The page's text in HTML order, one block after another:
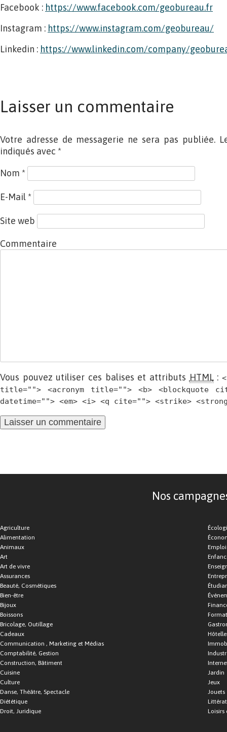
Facebook : https://www.facebook.com/geobureau.fr
Instagram : https://www.instagram.com/geobureau/
Linkedin : https://www.linkedin.com/company/
Laisser un commentaire
Votre adresse de messagerie ne sera pas publiée.
indiqués avec *
Nom *
E-Mail *
Site web
Commentaire
Vous pouvez utiliser ces balises et attributs HTML:
title=""> <acronym title=""> <b> <blockquote
datetime=""> <em> <i> <q cite=""> <strike>
Nos
Agriculture
Alimentation
Animaux
Art
Art de vivre
Assurances
Beauté, Cosmétiques
Bien-être
Bijoux
Boissons
Bricolage, Outillage
Cadeaux
Communication , Marketing et Médias
Comptabilité, Gestion
Construction, Bâtiment
Cuisine
Culture
Danse, Théâtre, Spectacle
Diététique
Droit, Juridique
Emploi
Jardin
Jeux
Jouets
Loisirs